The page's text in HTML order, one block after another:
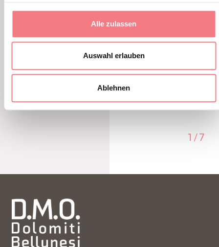
Alle zulassen
Auswahl erlauben
Ablehnen
1 / 7